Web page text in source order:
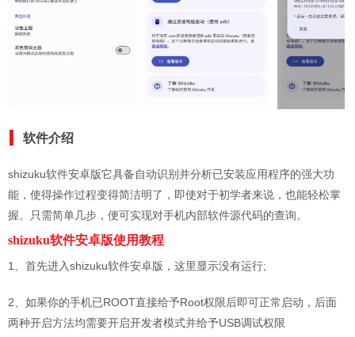
软件介绍
shizuku软件安卓版它具备自动识别并分析已安装应用程序的强大功
能，使得操作过程变得简洁明了，即使对于初学者来说，也能轻松掌
握。只需简单几步，便可实现对手机内部软件源代码的查询。
shizuku软件安卓版使用教程
1、首先进入shizuku软件安卓版，这里显示没有运行;
2、如果你的手机已ROOT直接给予Root权限后即可正常启动，后面
两种开启方法均需要开启开发者模式并给予USB调试权限